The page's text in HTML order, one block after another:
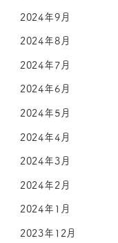
2024年9月
2024年8月
2024年7月
2024年6月
2024年5月
2024年4月
2024年3月
2024年2月
2024年1月
2023年12月